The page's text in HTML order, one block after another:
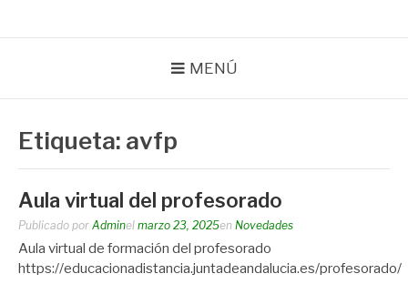
MENÚ
Etiqueta: avfp
Aula virtual del profesorado
Publicado por Adminel marzo 23, 2025en Novedades
Aula virtual de formación del profesorado
https://educacionadistancia.juntadeandalucia.es/profesorado/